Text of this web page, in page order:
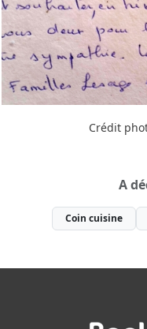
Crédit
A
Coin cuisine